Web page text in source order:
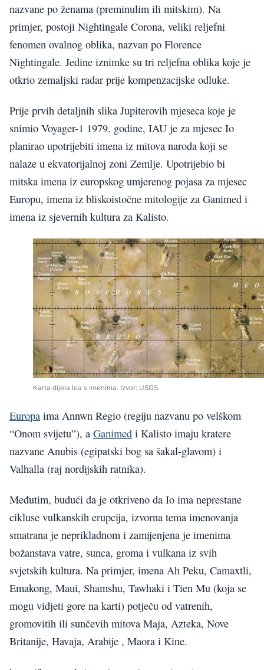
nazvane po ženama (preminulim ili mitskim). Na
primjer, postoji Nightingale Corona, veliki reljefni
fenomen ovalnog oblika, nazvan po Florence
Nightingale. Jedine iznimke su tri reljefna oblika koje je
otkrio zemaljski radar prije kompenzacijske odluke.
Prije prvih detaljnih slika Jupiterovih mjeseca koje je
snimio Voyager-1 1979. godine, IAU je za mjesec Io
planirao upotrijebiti imena iz mitova naroda koji se
nalaze u ekvatorijalnoj zoni Zemlje. Upotrijebio bi
mitska imena iz europskog umjerenog pojasa za mjesec
Europu, imena iz bliskoistočne mitologije za Ganimed i
imena iz sjevernih kultura za Kalisto.
Karta dijela Ioa s imenima. Izvor: USGS.
Europa ima Annwn Regio (regiju nazvanu po velškom
“Onom svijetu”), a Ganimed i Kalisto imaju kratere
nazvane Anubis (egipatski bog sa šakal-glavom) i
Valhalla (raj nordijskih ratnika).
Međutim, budući da je otkriveno da Io ima neprestane
cikluse vulkanskih erupcija, izvorna tema imenovanja
smatrana je neprikladnom i zamijenjena je imenima
božanstava vatre, sunca, groma i vulkana iz svih
svjetskih kultura. Na primjer, imena Ah Peku, Camaxtli,
Emakong, Maui, Shamshu, Tawhaki i Tien Mu (koja se
mogu vidjeti gore na karti) potječu od vatrenih,
gromovitih ili sunčevih mitova Maja, Azteka, Nove
Britanije, Havaja, Arabije , Maora i Kine.